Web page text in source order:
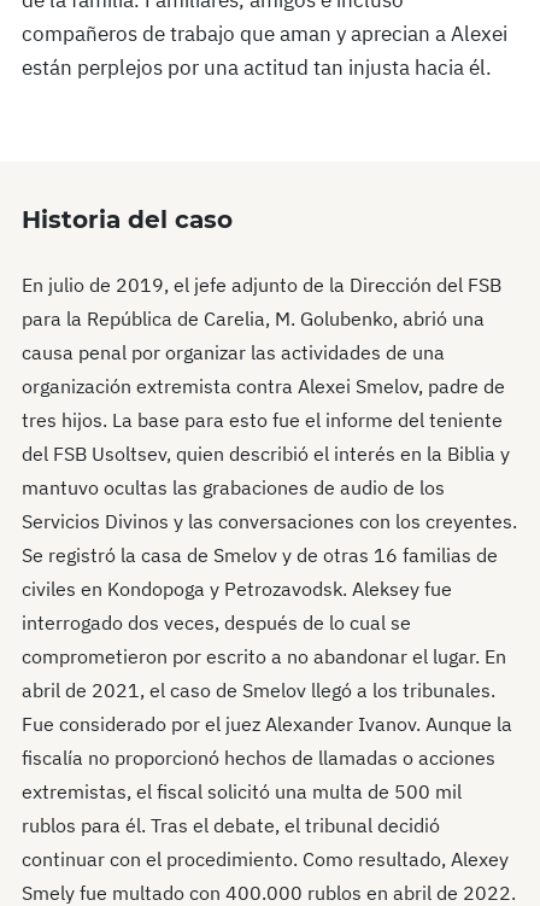
compañeros de trabajo que aman y aprecian a Alexei
están perplejos por una actitud tan injusta hacia él.
Historia del caso
En julio de 2019, el jefe adjunto de la Dirección del FSB
para la República de Carelia, M. Golubenko, abrió una
causa penal por organizar las actividades de una
organización extremista contra Alexei Smelov, padre de
tres hijos. La base para esto fue el informe del teniente
del FSB Usoltsev, quien describió el interés en la Biblia y
mantuvo ocultas las grabaciones de audio de los
Servicios Divinos y las conversaciones con los creyentes.
Se registró la casa de Smelov y de otras 16 familias de
civiles en Kondopoga y Petrozavodsk. Aleksey fue
interrogado dos veces, después de lo cual se
comprometieron por escrito a no abandonar el lugar. En
abril de 2021, el caso de Smelov llegó a los tribunales.
Fue considerado por el juez Alexander Ivanov. Aunque la
fiscalía no proporcionó hechos de llamadas o acciones
extremistas, el fiscal solicitó una multa de 500 mil
rublos para él. Tras el debate, el tribunal decidió
continuar con el procedimiento. Como resultado, Alexey
Smely fue multado con 400.000 rublos en abril de 2022.